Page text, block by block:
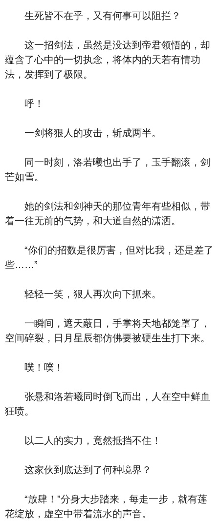
生死皆不在乎，又有何事可以阻拦？
这一招剑法，虽然是没达到帝君领悟的，却
蕴含了心中的一切执念，将体内的天若有情功
法，发挥到了极限。
呼！
一剑将狠人的攻击，斩成两半。
同一时刻，洛若曦也出手了，玉手翻滚，剑
芒如雪。
她的剑法和剑神天的那位青年有些相似，带
着一往无前的气势，和大道自然的潇洒。
“你们的招数是很厉害，但对比我，还是差了
些……”
轻轻一笑，狠人再次向下抓来。
一瞬间，遮天蔽日，手掌将天地都笼罩了，
空间碎裂，日月星辰都仿佛要被硬生生打下来。
噗！噗！
张悬和洛若曦同时倒飞而出，人在空中鲜血
狂喷。
以二人的实力，竟然抵挡不住！
这家伙到底达到了何种境界？
“放肆！”分身大步踏来，每走一步，就有莲
花绽放，虚空中带着流水的声音。